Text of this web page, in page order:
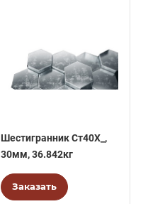
Шестигранник Ст40Х_,
30мм, 36.842кг
Заказать